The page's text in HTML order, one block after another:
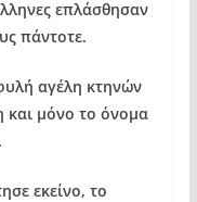
επλάσθησαν
πάντοτε.
αγέλη κτηνών
και μόνο το όνομα
εκείνο, το